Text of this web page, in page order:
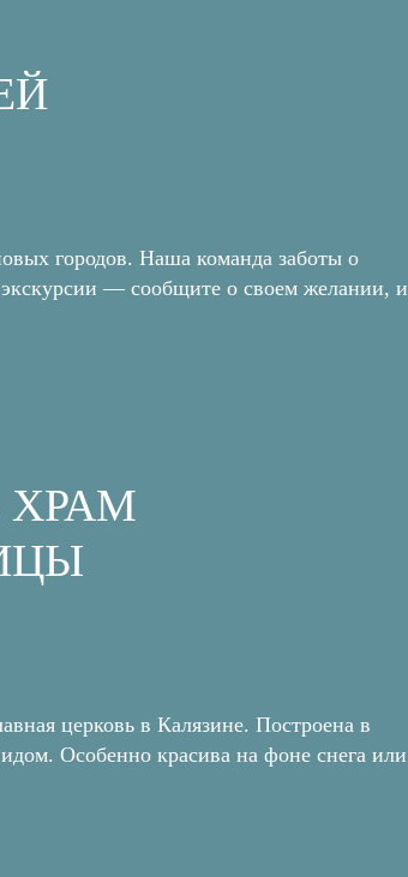
городов. Наша команда заботы о
экскурсии — сообщите о своем желании, и
ХРАМ
церковь в Калязине. Построена в
Особенно красива на фоне снега или